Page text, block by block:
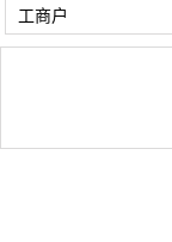
工商户